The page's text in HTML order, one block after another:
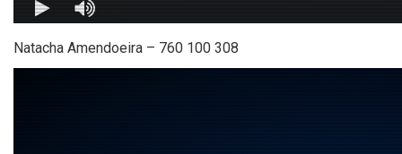
Natacha Amendoeira – 760 100 308